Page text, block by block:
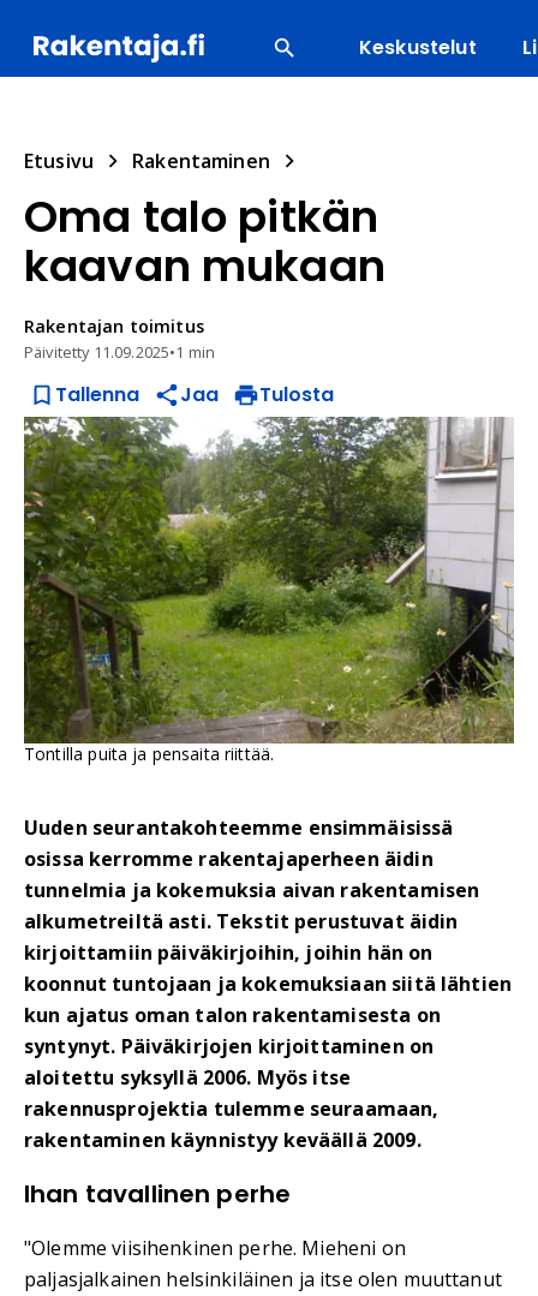
Keskustelut
Etusivu Rakentaminen
Oma talo pitkän
kaavan mukaan
Rakentajan toimitus
Päivitetty 11.09.2025•1 min
Tallenna Jaa Tulosta
Tontilla puita ja pensaita riittää.
Uuden seurantakohteemme ensimmäisissä
osissa kerromme rakentajaperheen äidin
tunnelmia ja kokemuksia aivan rakentamisen
alkumetreiltä asti. Tekstit perustuvat äidin
kirjoittamiin päiväkirjoihin, joihin hän on
koonnut tuntojaan ja kokemuksiaan siitä lähtien
kun ajatus oman talon rakentamisesta on
syntynyt. Päiväkirjojen kirjoittaminen on
aloitettu syksyllä 2006. Myös itse
rakennusprojektia tulemme seuraamaan,
rakentaminen käynnistyy keväällä 2009.
Ihan tavallinen perhe
"Olemme viisihenkinen perhe. Mieheni on
paljasjalkainen helsinkiläinen ja itse olen muuttanut